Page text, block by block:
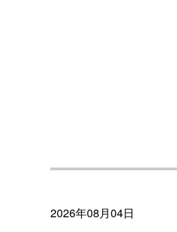
2026年08月04日